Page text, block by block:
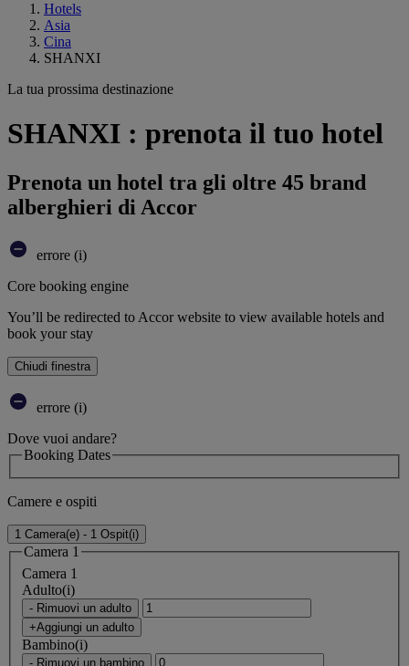
Hotels
Asia
Cina
SHANXI
La tua prossima destinazione
SHANXI : prenota il tuo hotel
Prenota un hotel tra gli oltre 45 brand
alberghieri di Accor
errore (i)
Core booking engine
You’ll be redirected to Accor website to view available hotels and
book your stay
Chiudi finestra
errore (i)
Dove vuoi andare?
Booking Dates
Camere e ospiti
1 Camera(e) - 1 Ospit(i)
Camera 1
Camera 1
Adulto(i)
- Rimuovi un adulto
+Aggiungi un adulto
Bambino(i)
- Rimuovi un bambino